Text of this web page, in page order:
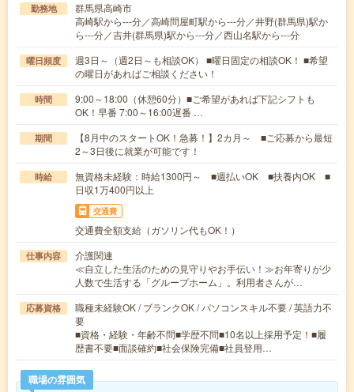
勤務地
群馬県高崎市
高崎駅から---分／高崎問屋町駅から---分／井野(群馬県)駅か
ら---分／吉井(群馬県)駅から---分／西山名駅から---分
曜日頻度
週3日～（週2日～も相談OK） ■曜日固定の相談OK！ ■希望
の曜日があればご相談ください！
時間
9:00～18:00（休憩60分）■ご希望があれば下記シフトも
OK！早番 7:00～16:00遅番 …
期間
【8月中のスタートOK！急募！】2カ月～ ■ご応募から最短
2～3日後に就業が可能です！
時給
無資格未経験：時給1300円～ ■週払いOK ■扶養内OK ■
日収1万400円以上
交通費
交通費全額支給（ガソリン代もOK！）
仕事内容
介護関連
≪自立した生活のための見守りやお手伝い！≫お年寄りが少
人数で生活する「グループホーム」。利用者さんが…
応募資格
職種未経験OK / ブランクOK / パソコンスキル不要 / 英語力不
要
■資格・経験・年齢不問■学歴不問■10名以上採用予定！■履
歴書不要■面談確約■社会保険完備■社員登用…
職場の雰囲気